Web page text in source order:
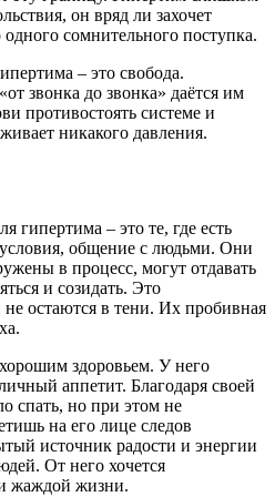
он вряд ли захочет
сомнительного поступка.
– это свобода.
звонка до звонка» даётся им
противостоять системе и
никакого давления.
гипертима – это те, где есть
общение с людьми. Они
в процесс, могут отдавать
и созидать. Это
остаются в тени. Их пробивная
здоровьем. У него
аппетит. Благодаря своей
спать, но при этом не
на его лице следов
источник радости и энергии
От него хочется
жаждой жизни.